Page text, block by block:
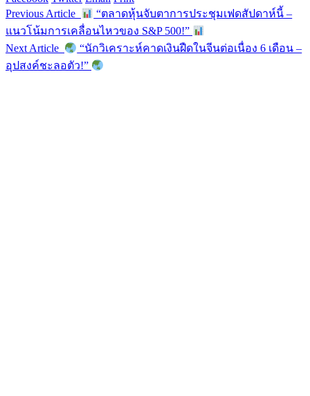
Previous Article
“ตลาดหุ้นจับตาการประชุมเฟดสัปดาห์นี้ –
แนวโน้มการเคลื่อนไหวของ S&P 500!”
Next Article
“นักวิเคราะห์คาดเงินฝืดในจีนต่อเนื่อง 6 เดือน –
อุปสงค์ชะลอตัว!”